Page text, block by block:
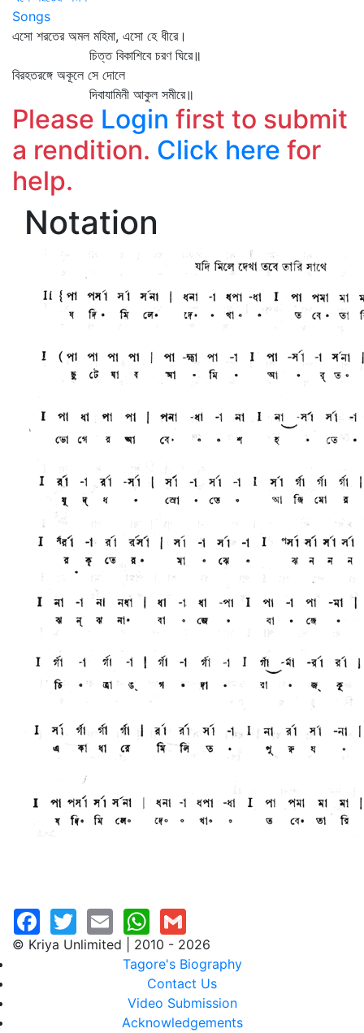
Songs
এসো শরতের অমল মহিমা, এসো হে ধীরে।
চিত্ত বিকাশিবে চরণ ঘিরে॥
বিরহতরঙ্গে অকূলে সে দোলে
দিবাযামিনী আকুল সমীরে॥
Please Login first to submit
a rendition. Click here for
help.
Notation
© Kriya Unlimited | 2010 - 2026
Tagore's Biography
Contact Us
Video Submission
Acknowledgements